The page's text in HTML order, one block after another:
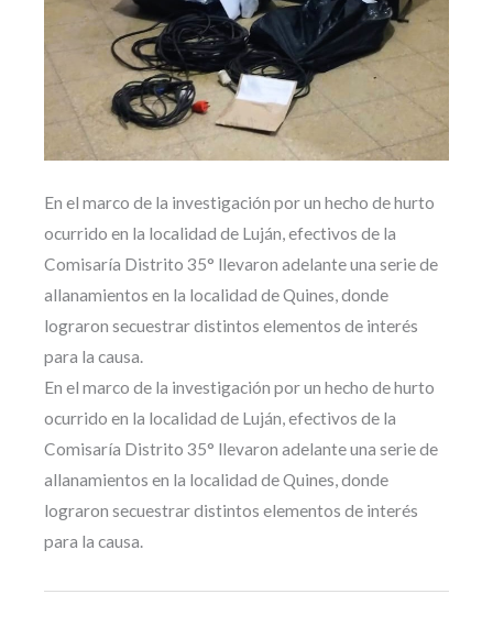
En el marco de la investigación por un hecho de hurto
ocurrido en la localidad de Luján, efectivos de la
Comisaría Distrito 35° llevaron adelante una serie de
allanamientos en la localidad de Quines, donde
lograron secuestrar distintos elementos de interés
para la causa.
En el marco de la investigación por un hecho de hurto
ocurrido en la localidad de Luján, efectivos de la
Comisaría Distrito 35° llevaron adelante una serie de
allanamientos en la localidad de Quines, donde
lograron secuestrar distintos elementos de interés
para la causa.